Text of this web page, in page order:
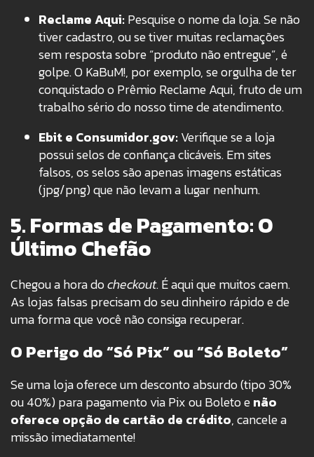
Reclame Aqui:Pesquise o nome da loja. Se não
tiver cadastro, ou se tiver muitas reclamações
sem resposta sobre “produto não entregue”, é
golpe.O KaBuM!, por exemplo, se orgulha de ter
conquistado o Prêmio Reclame Aqui, fruto de um
trabalho sério do nosso time de atendimento.
Ebit e Consumidor.gov:Verifique se a loja
possui selos de confiança clicáveis. Em sites
falsos, os selos são apenas imagens estáticas
(jpg/png) que não levam a lugar nenhum.
5. Formas de Pagamento: O
Último Chefão
Chegou a hora docheckout. É aqui que muitos caem.
As lojas falsas precisam do seu dinheiro rápido e de
uma forma que você não consiga recuperar.
O Perigo do “Só Pix” ou “Só Boleto”
Se uma loja oferece um desconto absurdo (tipo 30%
ou 40%) para pagamento via Pix ou Boleto enão
oferece opção de cartão de crédito, cancele a
missão imediatamente!